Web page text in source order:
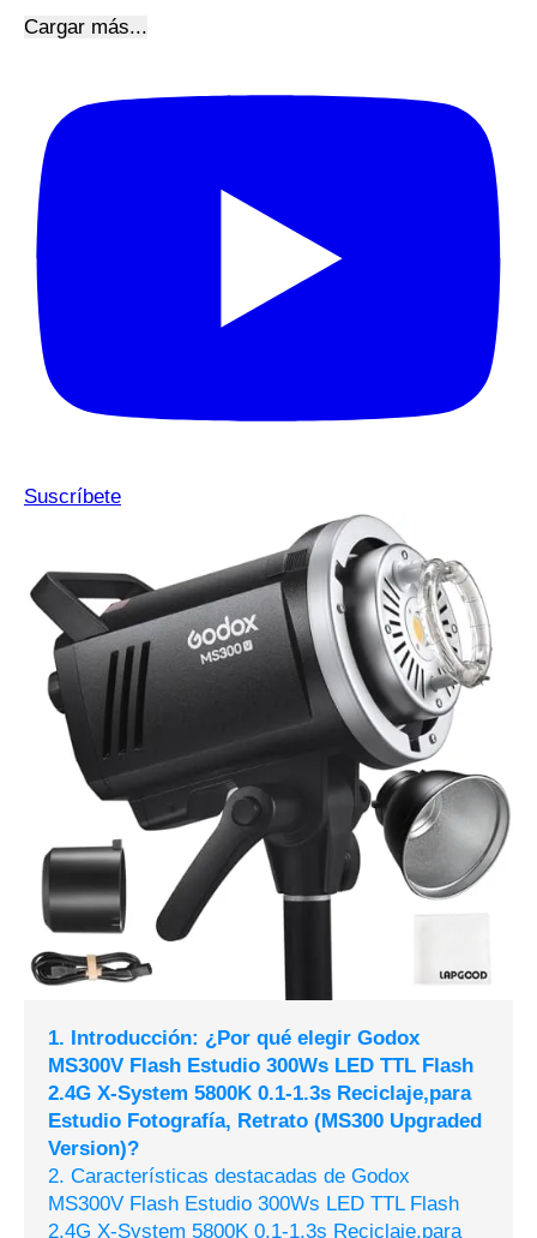
Cargar más...
Suscríbete
1. Introducción: ¿Por qué elegir Godox
MS300V Flash Estudio 300Ws LED TTL Flash
2.4G X-System 5800K 0.1-1.3s Reciclaje,para
Estudio Fotografía, Retrato (MS300 Upgraded
Version)?
2. Características destacadas de Godox
MS300V Flash Estudio 300Ws LED TTL Flash
2.4G X-System 5800K 0.1-1.3s Reciclaje,para